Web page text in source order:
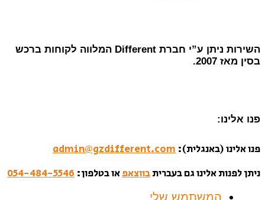
השירות ניתן ע”י חברת Different המלווה לקוחות ברכש
בסין מאז 2007.
פנו אלינו:
פנו אלינו (באנגלית): admin@gzdifferent.com
ניתן לפנות אלינו גם בעבריתבווצאפאו בטלפון: 054-484-5546
המשתמש שלי